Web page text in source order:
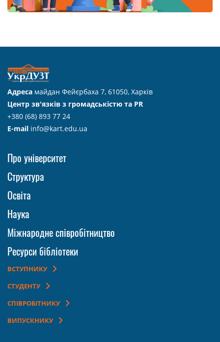
Адреса майдан Фейєрбаха 7, 61050, Харків
Центр зв'язків з громадськістю та PR
+380 (68) 893 77 24
E-mail info@kart.edu.ua
Про університет
Структура
Освіта
Наука
Міжнародне співробітництво
Ресурси бібліотеки
ВСТУПНИКУ
СТУДЕНТУ
СПІВРОБІТНИКУ
ВИПУСКНИКУ